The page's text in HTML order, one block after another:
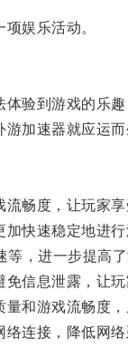
娱乐活动。
到游戏的乐趣
加速器就应运而
畅度，让玩家享
快速稳定地进行
进一步提高了
息泄露，让玩
和游戏流畅度，
接，降低网络